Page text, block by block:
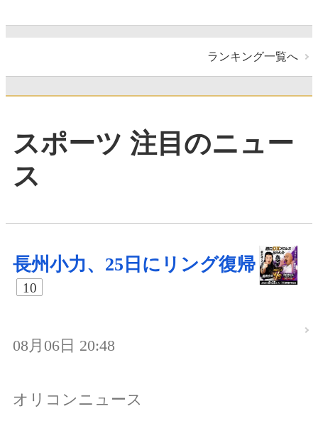
ランキング一覧へ
スポーツ 注目のニュー
ス
長州小力、25日にリング復帰
10
08月06日 20:48
オリコンニュース